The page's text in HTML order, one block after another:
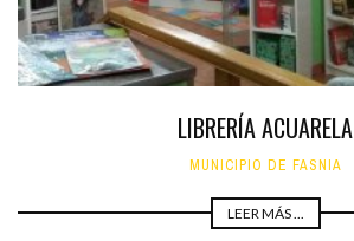
LIBRERÍA ACUARELA
MUNICIPIO DE FASNIA
LEER MÁS ...